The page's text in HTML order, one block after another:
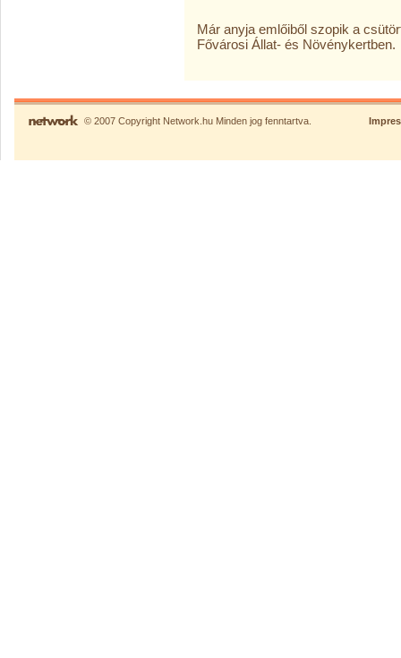
Már anyja emlőiből szopik a
Fővárosi Állat- és Növénykertben.
© 2007 Copyright Network.hu Minden jog fenntartva.